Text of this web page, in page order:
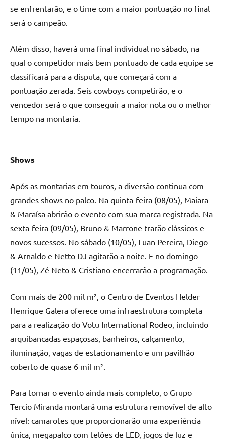
se enfrentarão, e o time com a maior pontuação no final
será o campeão.
Além disso, haverá uma final individual no sábado, na
qual o competidor mais bem pontuado de cada equipe se
classificará para a disputa, que começará com a
pontuação zerada. Seis cowboys competirão, e o
vencedor será o que conseguir a maior nota ou o melhor
tempo na montaria.
Shows
Após as montarias em touros, a diversão continua com
grandes shows no palco. Na quinta-feira (08/05), Maiara
& Maraísa abrirão o evento com sua marca registrada. Na
sexta-feira (09/05), Bruno & Marrone trarão clássicos e
novos sucessos. No sábado (10/05), Luan Pereira, Diego
& Arnaldo e Netto DJ agitarão a noite. E no domingo
(11/05), Zé Neto & Cristiano encerrarão a programação.
Com mais de 200 mil m², o Centro de Eventos Helder
Henrique Galera oferece uma infraestrutura completa
para a realização do Votu International Rodeo, incluindo
arquibancadas espaçosas, banheiros, calçamento,
iluminação, vagas de estacionamento e um pavilhão
coberto de quase 6 mil m².
Para tornar o evento ainda mais completo, o Grupo
Tercio Miranda montará uma estrutura removível de alto
nível: camarotes que proporcionarão uma experiência
única, megapalco com telões de LED, jogos de luz e